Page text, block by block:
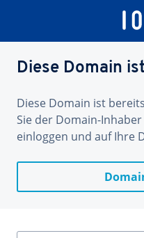
Diese Domain
Diese Domain ist
Sie der Domain-
einloggen und auf Ihre